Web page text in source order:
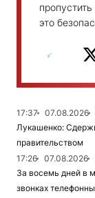
это
17:37 07.08.2026
Лукашенко:
правительством
17:26
07.08.2026
За восемь дней в
звонках